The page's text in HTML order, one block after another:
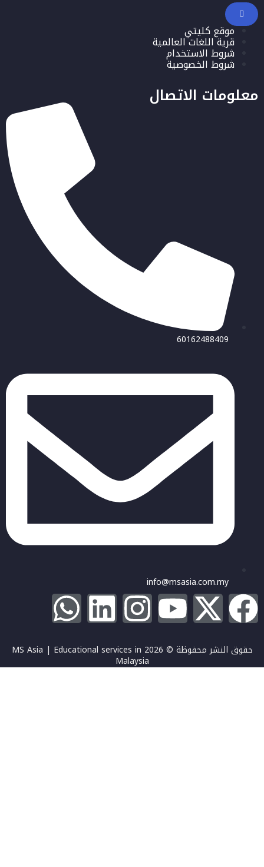
موقع كليتي
قرية اللغات العالمية
شروط الاستخدام
شروط الخصوصية
معلومات الاتصال
60162488409
info@msasia.com.my
حقوق النشر محفوظة © 2026 MS Asia | Educational services in
Malaysia